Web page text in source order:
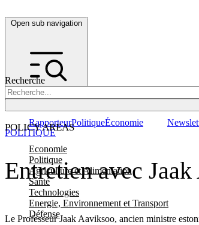
Open sub navigation
Recherche
POLICY AREAS
Economie
Politique
Agriculture et Alimentation
Santé
Technologies
Energie, Environnement et Transport
Défense
RapporteurPolitiqueÉconomie
Entretien avec
Le Professeur Jaak Aaviksoo, ancien ministre
POLITIQUE